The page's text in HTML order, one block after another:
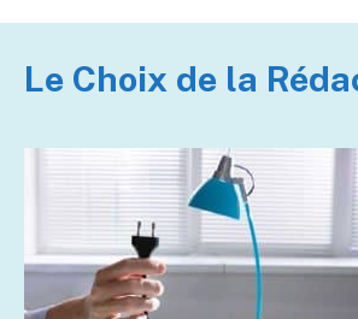
Le Choix de la